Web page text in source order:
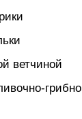
ветчиной